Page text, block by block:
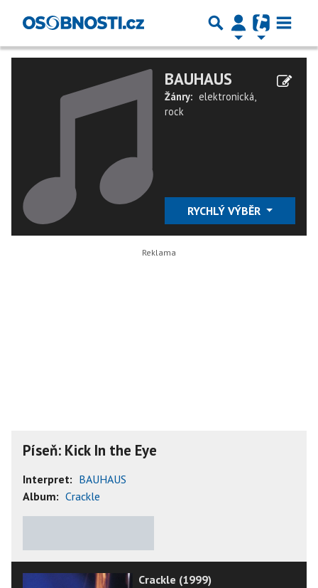
BAUHAUS
Žánry: elektronická,
rock
RYCHLÝ VÝBĚR
Píseň: Kick In the Eye
Interpret: BAUHAUS
Album: Crackle
Crackle (1999)